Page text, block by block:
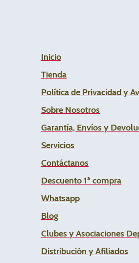
Inicio
Tienda
Política de Privacidad y
Sobre Nosotros
Garantía, Envíos y
Servicios
Contáctanos
Descuento 1ª compra
Whatsapp
Blog
Clubes y Asociaciones
Distribución y Afiliados